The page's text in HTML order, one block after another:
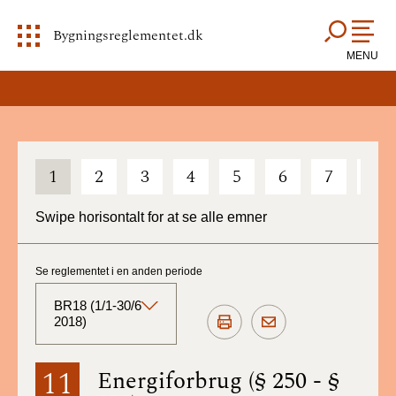
Bygningsreglementet.dk
MENU
1 2 3 4 5 6 7
Swipe horisontalt for at se alle emner
11 Energiforbrug (§ 250 - §
Se reglementet i en anden periode
BR18 (1/1-30/6
2018)
BR18 (Aktuelt)